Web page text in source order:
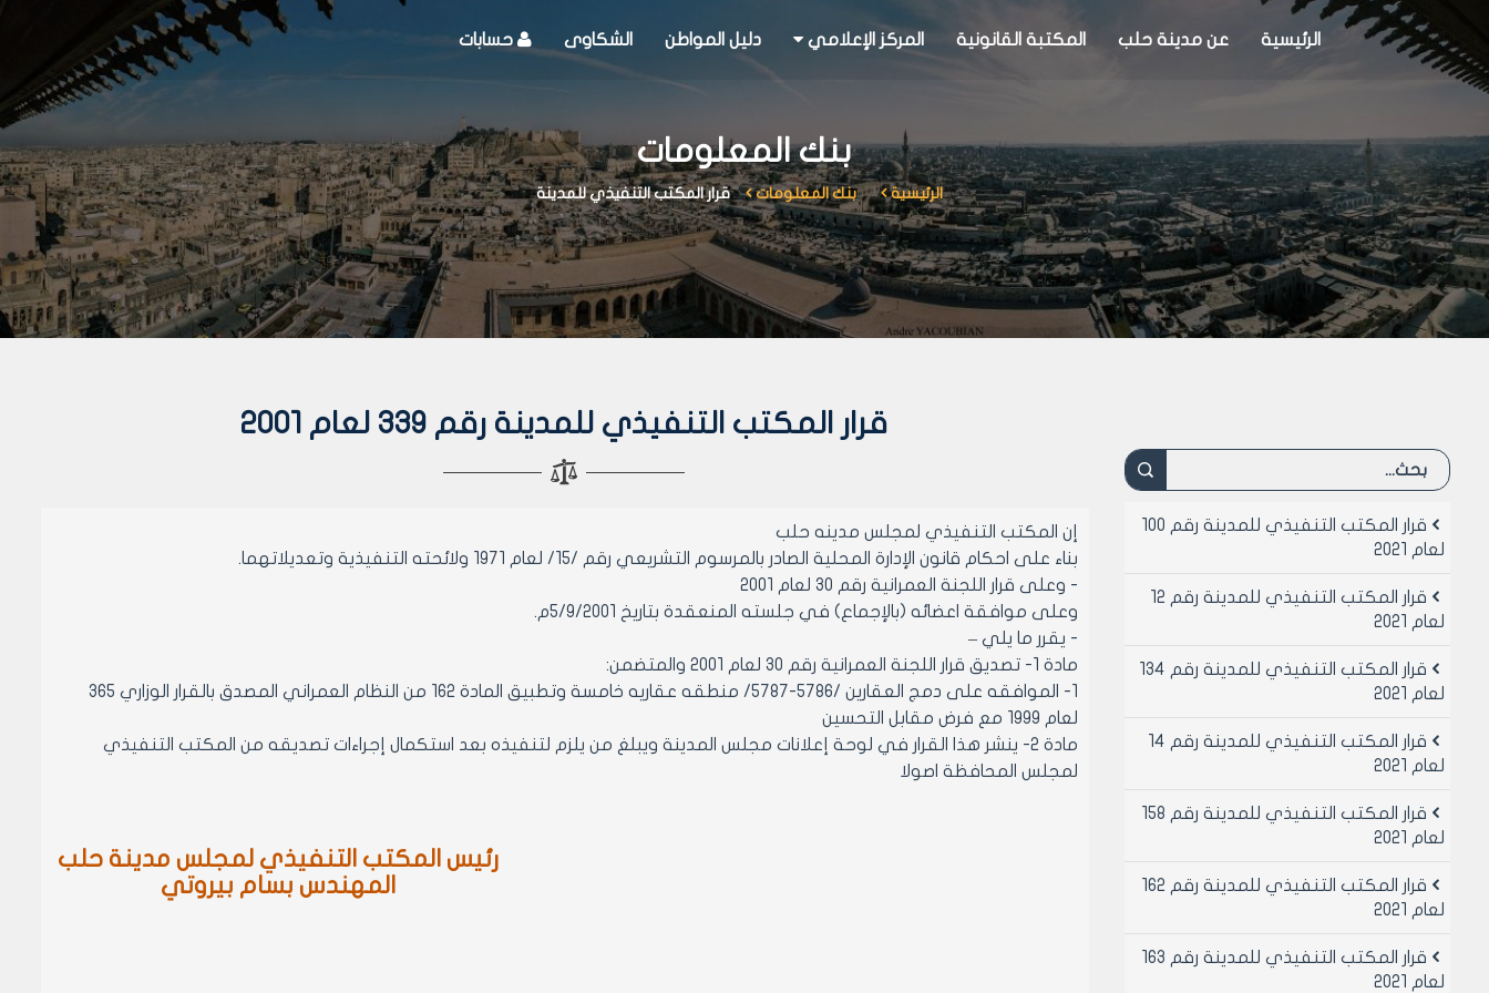
الرئيسية عن مدينة حلب المكتبة القانونية المركز الإعلامي دليل المواطن الشكاوى حسابات
بنك المعلومات
الرئيسية بنك المعلومات قرار المكتب التنفيذي للمدينة
قرار المكتب التنفيذي للمدينة رقم 339 لعام 2001
إن المكتب التنفيذي لمجلس مدينه حلب
بناء على احكام قانون الإدارة المحلية الصادر بالمرسوم التشريعي رقم /15/ لعام 1971 ولائحته التنفيذية وتعديلاتهما.
- وعلى قرار اللجنة العمرانية رقم 30 لعام 2001
وعلى موافقة اعضائه (بالإجماع) في جلسته المنعقدة بتاريخ 5/9/2001م.
- يقرر ما يلي –
مادة 1- تصديق قرار اللجنة العمرانية رقم 30 لعام 2001 والمتضمن:
1- الموافقه على دمج العقارين /5786-5787/ منطقه عقاريه خامسة وتطبيق المادة 162 من النظام العمراني المصدق بالقرار الوزاري 365
لعام 1999 مع فرض مقابل التحسين
مادة 2- ينشر هذا القرار في لوحة إعلانات مجلس المدينة ويبلغ من يلزم لتنفيذه بعد استكمال إجراءات تصديقه من المكتب التنفيذي
لمجلس المحافظة اصولا
رئيس المكتب التنفيذي لمجلس مدينة حلب
المهندس بسام بيروتي
قرار المكتب التنفيذي للمدينة رقم 100
لعام 2021
قرار المكتب التنفيذي للمدينة رقم 12
لعام 2021
قرار المكتب التنفيذي للمدينة رقم 134
لعام 2021
قرار المكتب التنفيذي للمدينة رقم 14
لعام 2021
قرار المكتب التنفيذي للمدينة رقم 158
لعام 2021
قرار المكتب التنفيذي للمدينة رقم 162
لعام 2021
قرار المكتب التنفيذي للمدينة رقم 163
لعام 2021